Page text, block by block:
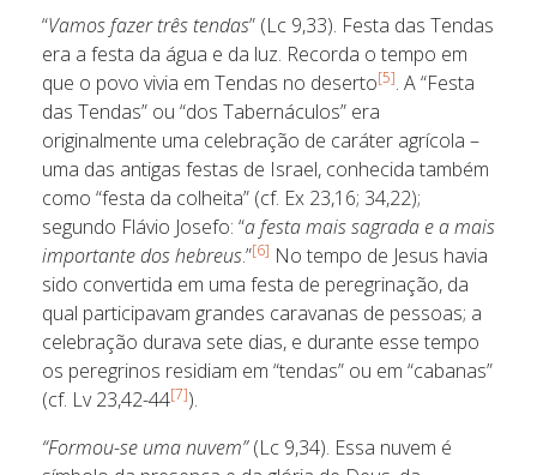
“Vamos fazer três tendas” (Lc 9,33). Festa das Tendas
era a festa da água e da luz. Recorda o tempo em
que o povo vivia em Tendas no deserto[5]. A “Festa
das Tendas” ou “dos Tabernáculos” era
originalmente uma celebração de caráter agrícola –
uma das antigas festas de Israel, conhecida também
como “festa da colheita” (cf. Ex 23,16; 34,22);
segundo Flávio Josefo: “a festa mais sagrada e a mais
importante dos hebreus.”[6] No tempo de Jesus havia
sido convertida em uma festa de peregrinação, da
qual participavam grandes caravanas de pessoas; a
celebração durava sete dias, e durante esse tempo
os peregrinos residiam em “tendas” ou em “cabanas”
(cf. Lv 23,42-44[7]).
“Formou-se uma nuvem”(Lc 9,34). Essa nuvem é